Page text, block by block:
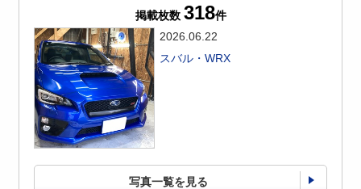
掲載枚数 318件
2026.06.22
スバル・WRX
写真一覧を見る